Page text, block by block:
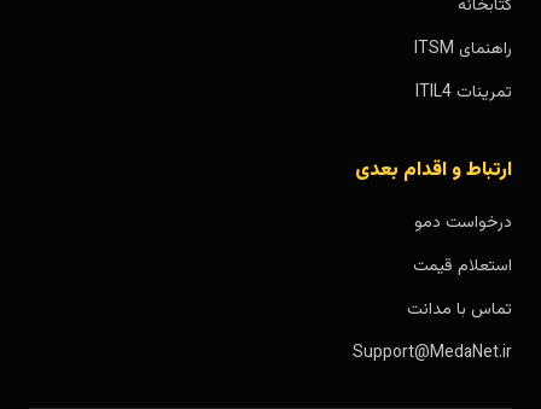
کتابخانه
راهنمای ITSM
تمرینات ITIL4
ارتباط و اقدام بعدی
درخواست دمو
استعلام قیمت
تماس با مدانت
Support@MedaNet.ir